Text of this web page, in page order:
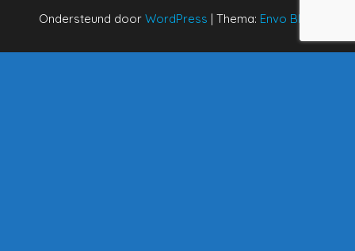
Ondersteund door WordPress | Thema: Envo Blog